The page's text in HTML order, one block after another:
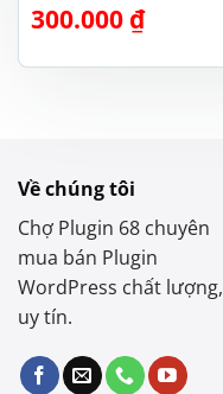
300.000 ₫
Về chúng tôi
Chợ Plugin 68 chuyên
mua bán Plugin
WordPress chất lượng,
uy tín.